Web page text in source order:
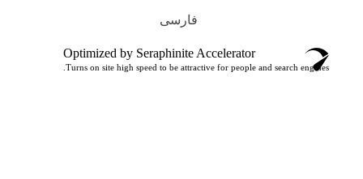
فارسی
Optimized by Seraphinite Accelerator
Turns on site high speed to be attractive for people and search engines.